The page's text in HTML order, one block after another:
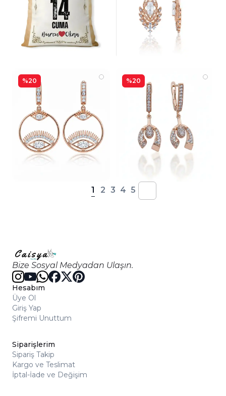
%20 %20
1 2 3 4 5
Bize Sosyal Medyadan Ulaşın.
Hesabım
Üye Ol
Giriş Yap
Şifremi Unuttum
Siparişlerim
Sipariş Takip
Kargo ve Teslimat
İptal-İade ve Değişim